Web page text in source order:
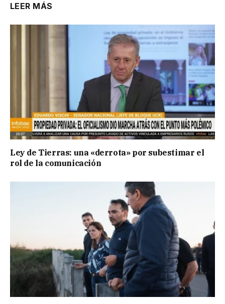
LEER MÁS
Ley de Tierras: una «derrota» por subestimar el
rol de la comunicación